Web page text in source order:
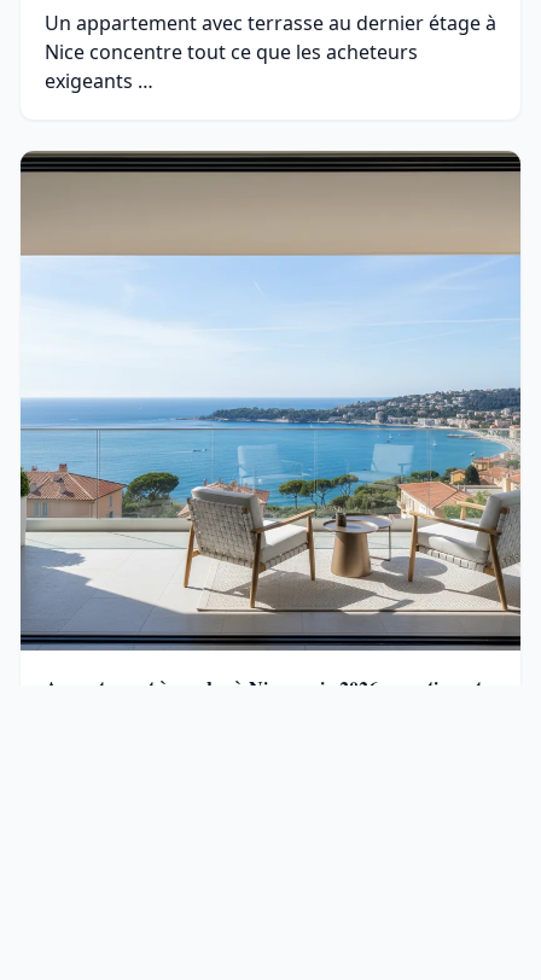
Un appartement avec terrasse au dernier étage à
Nice concentre tout ce que les acheteurs
exigeants …
Appartement à vendre à Nice : prix 2026, quartiers et